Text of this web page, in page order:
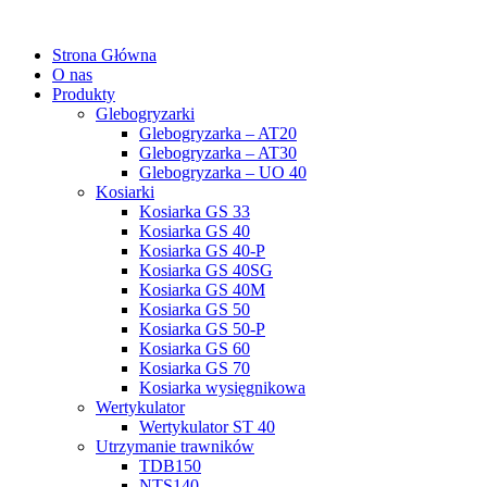
Strona Główna
O nas
Produkty
Glebogryzarki
Glebogryzarka – AT20
Glebogryzarka – AT30
Glebogryzarka – UO 40
Kosiarki
Kosiarka GS 33
Kosiarka GS 40
Kosiarka GS 40-P
Kosiarka GS 40SG
Kosiarka GS 40M
Kosiarka GS 50
Kosiarka GS 50-P
Kosiarka GS 60
Kosiarka GS 70
Kosiarka wysięgnikowa
Wertykulator
Wertykulator ST 40
Utrzymanie trawników
TDB150